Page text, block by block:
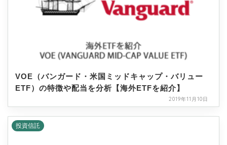
VOE（バンガード・米国ミッドキャップ・バリュー
ETF）の特徴や配当を分析【海外ETFを紹介】
2019年11月10日
投資信託